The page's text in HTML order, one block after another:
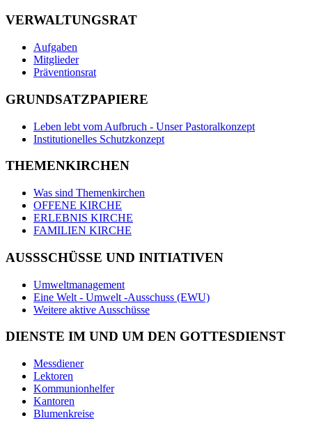
VERWALTUNGSRAT
Aufgaben
Mitglieder
Präventionsrat
GRUNDSATZPAPIERE
Leben lebt vom Aufbruch - Unser Pastoralkonzept
Institutionelles Schutzkonzept
THEMENKIRCHEN
Was sind Themenkirchen
OFFENE KIRCHE
ERLEBNIS KIRCHE
FAMILIEN KIRCHE
AUSSSCHÜSSE UND INITIATIVEN
Umweltmanagement
Eine Welt - Umwelt -Ausschuss (EWU)
Weitere aktive Ausschüsse
DIENSTE IM UND UM DEN GOTTESDIENST
Messdiener
Lektoren
Kommunionhelfer
Kantoren
Blumenkreise